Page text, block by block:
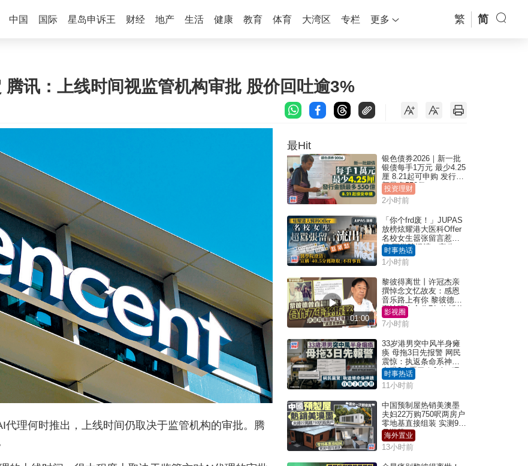
中国 国际 星岛申诉王 财经 地产 生活 健康 教育 体育 大湾区 专栏 更多 繁 简
讯：上线时间视监管机构审批 股价回吐逾3%
理何时推出，上线时间仍取决于监管机构的审批。腾
最Hit
银色债券2026｜新一批
银债每手1万元 最少4.25
厘 8.21起可申购 发行金
额最多550亿
投资理财
2小时前
「你个frd废！」JUPAS
放榜炫耀港大医科Offer
名校女生嚣张留言惹众
怒 医学院澄清：宣称
「40.5分获录取」不符事
实｜Juicy叮
时事热话
1小时前
01:00
黎彼得离世丨许冠杰亲
撰悼念文忆故友：感恩
音乐路上有你 黎彼德曾
直认唔夹合作7年终拆伙
影视圈
7小时前
33岁港男突中风半身瘫
痪 母拖3日先报警 网民
震惊：执返条命系神迹
自爆2个恶习｜Juicy叮
时事热话
11小时前
中国预制屋热销美澳墨
夫妇22万购750呎两房户
零地基直接组装 实测9个
月激赞
海外置业
13小时前